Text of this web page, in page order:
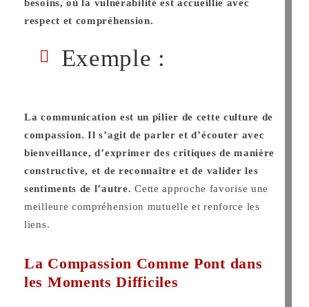
besoins, où la vulnérabilité est accueillie avec
respect et compréhension.
Exemple :
La communication est un pilier de cette culture de
compassion. Il s’agit de parler et d’écouter avec
bienveillance, d’exprimer des critiques de manière
constructive, et de reconnaître et de valider les
sentiments de l’autre. Cette approche favorise une
meilleure compréhension mutuelle et renforce les
liens.
La Compassion Comme Pont dans
les Moments Difficiles